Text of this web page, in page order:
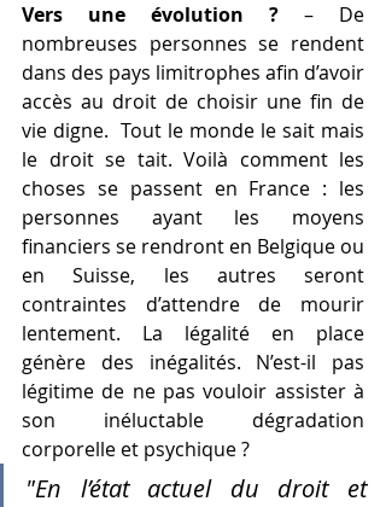
Vers une évolution ? – De
nombreuses personnes se rendent
dans des pays limitrophes afin d’avoir
accès au droit de choisir une fin de
vie digne.  Tout le monde le sait mais
le droit se tait. Voilà comment les
choses se passent en France : les
personnes ayant les moyens
financiers se rendront en Belgique ou
en Suisse, les autres seront
contraintes d’attendre de mourir
lentement. La légalité en place
génère des inégalités. N’est-il pas
légitime de ne pas vouloir assister à
son inéluctable dégradation
corporelle et psychique ?
"En l’état actuel du droit et